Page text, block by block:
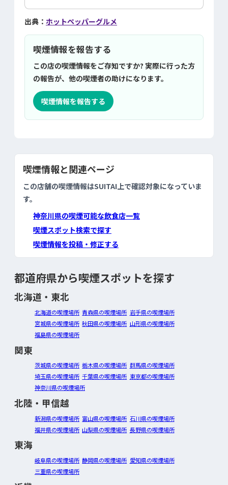
出典： ホットペッパーグルメ
喫煙情報を報告する
この店の喫煙情報をご存知ですか? 実際に行った方
の報告が、他の喫煙者の助けになります。
喫煙情報を報告する
喫煙情報と関連ページ
この店舗の喫煙情報はSUITAI上で確認対象になっていま
す。
神奈川県の喫煙可能な飲食店一覧
喫煙スポット検索で探す
喫煙情報を投稿・修正する
都道府県から喫煙スポットを探す
北海道・東北
北海道の喫煙場所 青森県の喫煙場所 岩手県の喫煙場所
宮城県の喫煙場所 秋田県の喫煙場所 山形県の喫煙場所
福島県の喫煙場所
関東
茨城県の喫煙場所 栃木県の喫煙場所 群馬県の喫煙場所
埼玉県の喫煙場所 千葉県の喫煙場所 東京都の喫煙場所
神奈川県の喫煙場所
北陸・甲信越
新潟県の喫煙場所 富山県の喫煙場所 石川県の喫煙場所
福井県の喫煙場所 山梨県の喫煙場所 長野県の喫煙場所
東海
岐阜県の喫煙場所 静岡県の喫煙場所 愛知県の喫煙場所
三重県の喫煙場所